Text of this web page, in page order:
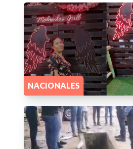
NACIONALES